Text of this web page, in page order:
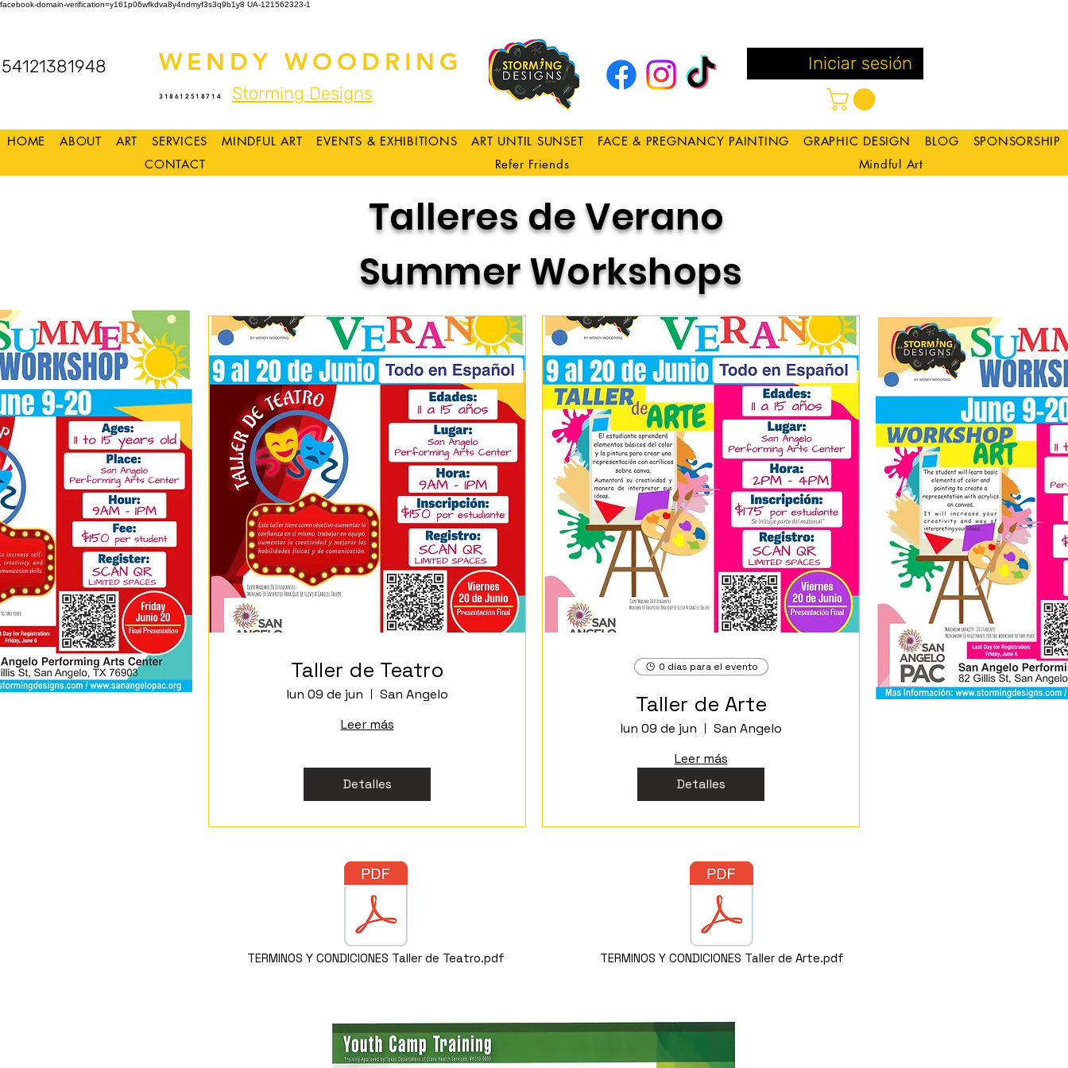
facebook-domain-verification=y161p06wfkdva8y4ndmyf3s3q9b1y8 UA-121562323-1
54121381948 WENDY WOODRING
318612518714 Storming Designs
Iniciar sesión
HOME ABOUT ART SERVICES MINDFUL ART EVENTS & EXHIBITIONS ART UNTIL SUNSET FACE & PREGNANCY PAINTING GRAPHIC DESIGN BLOG
SPONSORSHIP
CONTACT
Refer Friends Mindful Art
Talleres de Verano
Summer Workshops
Taller de Teatro
lun 09 de jun
San Angelo
Leer más
Detalles
0 días para el evento
Taller de Arte
lun 09 de jun
San Angelo
Leer más
Detalles
TERMINOS Y CONDICIONES Taller de Teatro.pdf TERMINOS Y CONDICIONES Taller de Arte.pdf